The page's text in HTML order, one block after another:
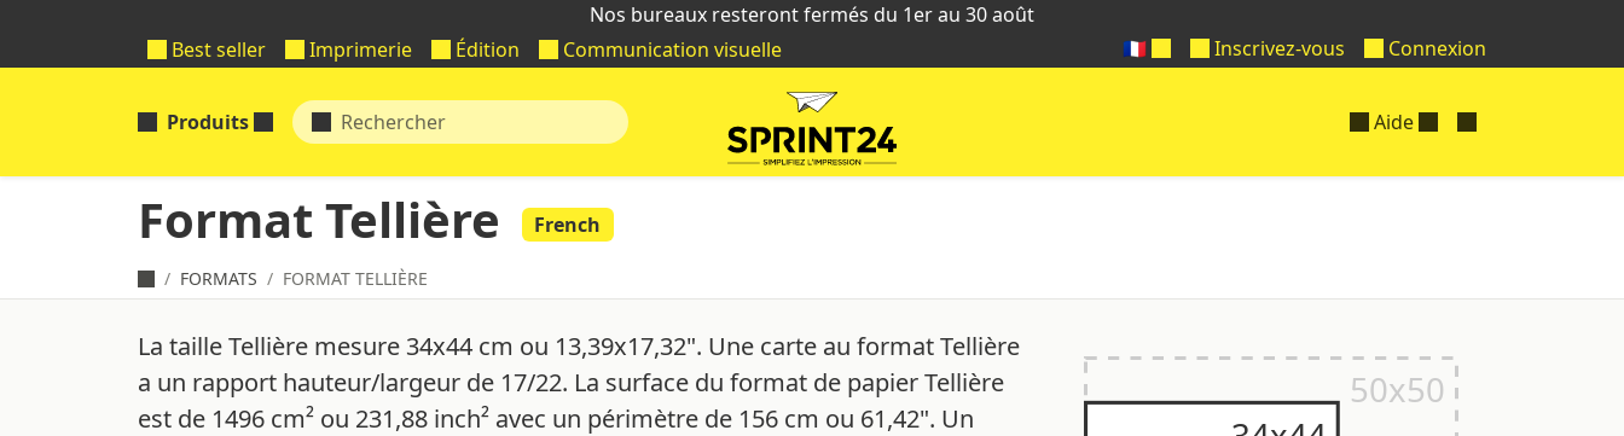
Nos bureaux resteront fermés du 1er au 30 août
Best seller
Imprimerie Édition Communication visuelle Inscrivez-vous Connexion
🇫🇷
Produits Aide
Format Tellière French
FORMATS FORMAT TELLIÈRE
La taille Tellière mesure 34x44 cm ou 13,39x17,32". Une carte au format Tellière
a un rapport hauteur/largeur de 17/22. La surface du format de papier Tellière
est de 1496 cm² ou 231,88 inch² avec un périmètre de 156 cm ou 61,42". Un